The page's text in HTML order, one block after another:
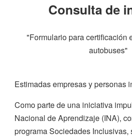
Consulta de
"Formulario para certificación
autobuses"
Estimadas empresas y personas
Como parte de una iniciativa
Nacional de Aprendizaje (INA),
programa Sociedades Inclusivas,